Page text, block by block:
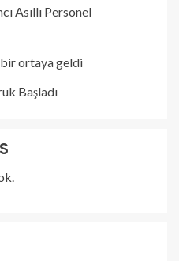
Asıllı Personel
bir ortaya geldi
Başladı